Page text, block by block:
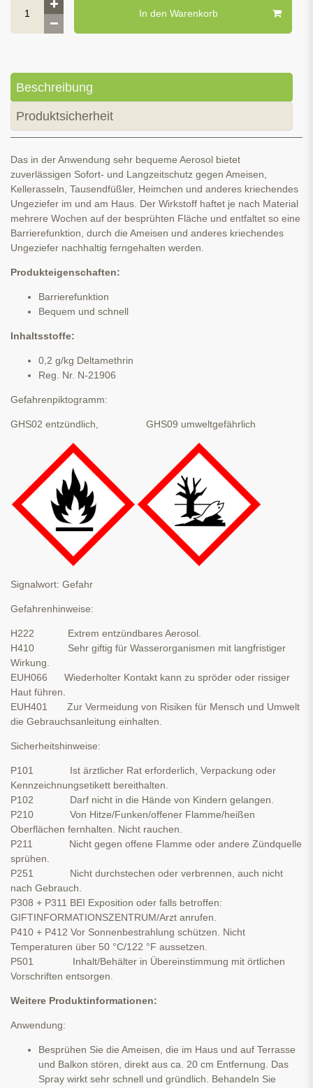
In den Warenkorb
Beschreibung
Produktsicherheit
Das in der Anwendung sehr bequeme Aerosol bietet
zuverlässigen Sofort- und Langzeitschutz gegen Ameisen,
Kellerasseln, Tausendfüßler, Heimchen und anderes kriechendes
Ungeziefer im und am Haus. Der Wirkstoff haftet je nach Material
mehrere Wochen auf der besprühten Fläche und entfaltet so eine
Barrierefunktion, durch die Ameisen und anderes kriechendes
Ungeziefer nachhaltig ferngehalten werden.
Produkteigenschaften:
Barrierefunktion
Bequem und schnell
Inhaltsstoffe:
0,2 g/kg Deltamethrin
Reg. Nr. N-21906
Gefahrenpiktogramm:
GHS02 entzündlich, GHS09 umweltgefährlich
Signalwort: Gefahr
Gefahrenhinweise:
H222 Extrem entzündbares Aerosol.
H410 Sehr giftig für Wasserorganismen mit langfristiger
Wirkung.
EUH066 Wiederholter Kontakt kann zu spröder oder rissiger
Haut führen.
EUH401 Zur Vermeidung von Risiken für Mensch und Umwelt
die Gebrauchsanleitung einhalten.
Sicherheitshinweise:
P101 Ist ärztlicher Rat erforderlich, Verpackung oder
Kennzeichnungsetikett bereithalten.
P102 Darf nicht in die Hände von Kindern gelangen.
P210 Von Hitze/Funken/offener Flamme/heißen
Oberflächen fernhalten. Nicht rauchen.
P211 Nicht gegen offene Flamme oder andere Zündquelle
sprühen.
P251 Nicht durchstechen oder verbrennen, auch nicht
nach Gebrauch.
P308 + P311 BEI Exposition oder falls betroffen:
GIFTINFORMATIONSZENTRUM/Arzt anrufen.
P410 + P412 Vor Sonnenbestrahlung schützen. Nicht
Temperaturen über 50 °C/122 °F aussetzen.
P501 Inhalt/Behälter in Übereinstimmung mit örtlichen
Vorschriften entsorgen.
Weitere Produktinformationen:
Anwendung:
Besprühen Sie die Ameisen, die im Haus und auf Terrasse
und Balkon stören, direkt aus ca. 20 cm Entfernung. Das
Spray wirkt sehr schnell und gründlich. Behandeln Sie